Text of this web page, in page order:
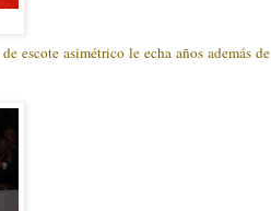
escote asimétrico le echa años además de